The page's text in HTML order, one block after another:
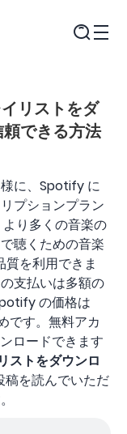
リストをダ
できる方法
に、Spotify に
プションプラン
り多くの音楽の
聴くための音楽
を利用できま
支払いは多額の
の価格は
です。無料アカ
ロードできます
トをダウンロ
稿を読んでいただ